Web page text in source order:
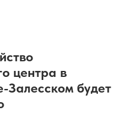
центра в
Залесском будет